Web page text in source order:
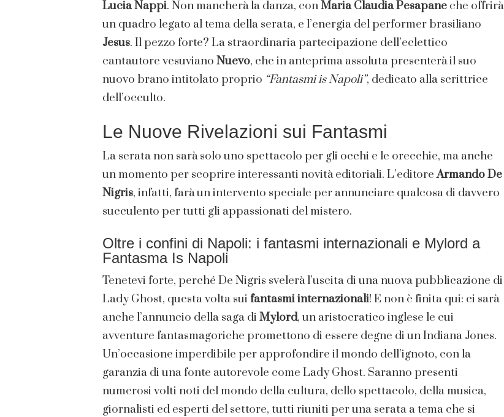
Lucia Nappi. Non mancherà la danza, conMaria Claudia Pesapane che offrirà
un quadro legato al tema della serata, e l’energia del performer brasiliano
Jesus. Il pezzo forte? La straordinaria partecipazione dell’eclettico
cantautore vesuviano Nuevo, che in anteprima assoluta presenterà il suo
nuovo brano intitolato proprio “Fantasmi is Napoli”, dedicato alla scrittrice
dell’occulto.
Le Nuove Rivelazioni sui Fantasmi
La serata non sarà solo uno spettacolo per gli occhi e le orecchie, ma anche
un momento per scoprire interessanti novità editoriali. L’editoreArmando De
Nigris, infatti, farà un intervento speciale per annunciare qualcosa di davvero
succulento per tutti gli appassionati del mistero.
Oltre i confini di Napoli: i fantasmi internazionali e Mylord a
Fantasma Is Napoli
Tenetevi forte, perché De Nigris svelerà l’uscita di una nuova pubblicazione di
Lady Ghost, questa volta sui fantasmi internazionali! E non è finita qui: ci sarà
anche l’annuncio della saga di Mylord, un aristocratico inglese le cui
avventure fantasmagoriche promettono di essere degne di un Indiana Jones.
Un’occasione imperdibile per approfondire il mondo dell’ignoto, con la
garanzia di una fonte autorevole come Lady Ghost. Saranno presenti
numerosi volti noti del mondo della cultura, dello spettacolo, della musica,
giornalisti ed esperti del settore, tutti riuniti per una serata a tema che si